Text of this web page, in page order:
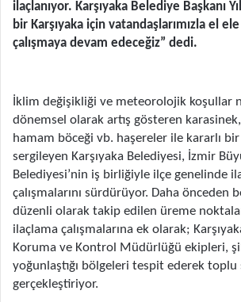
ilaçlanıyor. Karşıyaka Belediye Başkanı
bir Karşıyaka için vatandaşlarımızla el
çalışmaya devam edeceğiz” dedi.
İklim değişikliği ve meteorolojik koşullar
dönemsel olarak artış gösteren
hamam böceği vb. haşereler ile kararlı
sergileyen Karşıyaka Belediyesi, İzmir
Belediyesi’nin iş birliğiyle ilçe genelinde
çalışmalarını sürdürüyor. Daha önceden
düzenli olarak takip edilen üreme
ilaçlama çalışmalarına ek olarak;
Koruma ve Kontrol Müdürlüğü ekipleri,
yoğunlaştığı bölgeleri tespit ederek toplu
gerçekleştiriyor.